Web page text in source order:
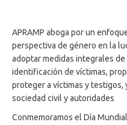
APRAMP aboga por un
perspectiva de género en la
adoptar medidas integrales
identificación de víctimas,
proteger a víctimas y
sociedad civil y autoridades
Conmemoramos el Día